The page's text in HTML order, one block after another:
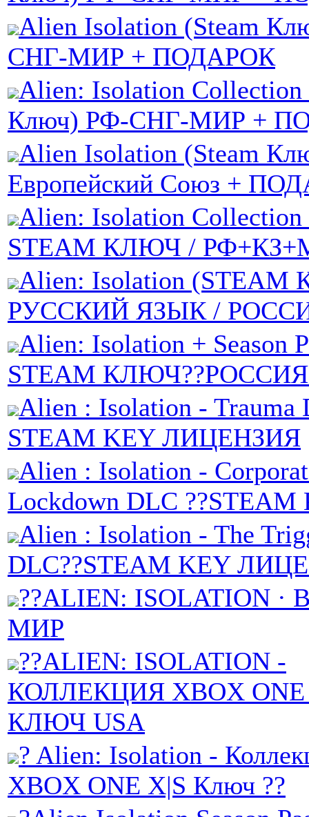
Alien Isolation (Steam
СНГ-МИР + ПОДАРОК
Alien: Isolation Collection
Ключ) РФ-СНГ-МИР +
Alien Isolation (Steam
Европейский Союз +
Alien: Isolation Collection
STEAM КЛЮЧ /
Alien: Isolation
РУССКИЙ ЯЗЫК /
Alien: Isolation + Season
STEAM
Alien : Isolation - Trauma
STEAM KEY ЛИЦЕНЗИЯ
Alien : Isolation -
Lockdown DLC ??STEAM
Alien : Isolation - The
DLC??STEAM KEY
??ALIEN: ISOLATION ·
МИР
??ALIEN: ISOLATION -
КОЛЛЕКЦИЯ XBOX ONE
КЛЮЧ USA
? Alien: Isolation -
XBOX ONE X|S Ключ ??